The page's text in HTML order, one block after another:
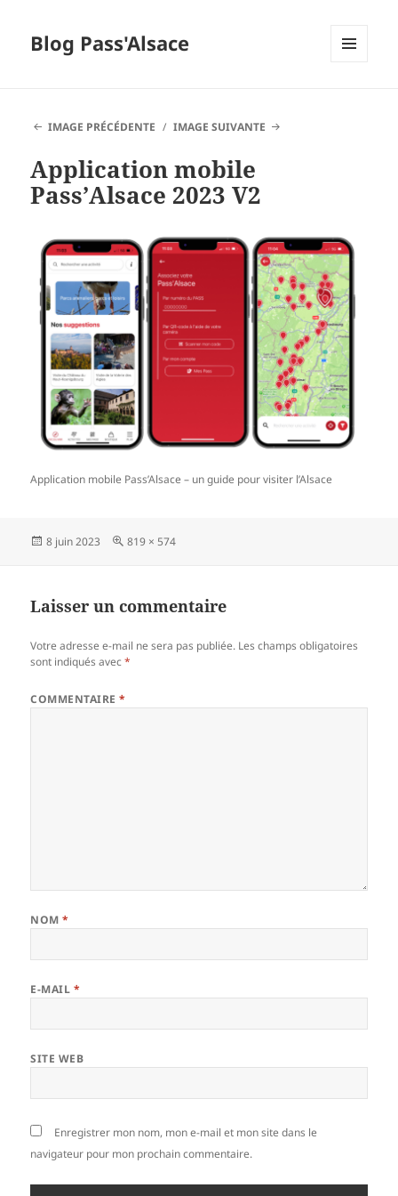
Blog Pass'Alsace
IMAGE PRÉCÉDENTE
IMAGE SUIVANTE
Application mobile
Pass’Alsace 2023 V2
Application mobile Pass’Alsace – un guide pour visiter l’Alsace
Publié
8 juin 2023
Taille
819 × 574
Laisser un commentaire
Votre adresse e-mail ne sera pas publiée. Les champs obligatoires
sont indiqués avec*
COMMENTAIRE*
NOM*
E-MAIL *
SITE WEB
Enregistrer mon nom, mon e-mail et mon site dans le
navigateur pour mon prochain commentaire.